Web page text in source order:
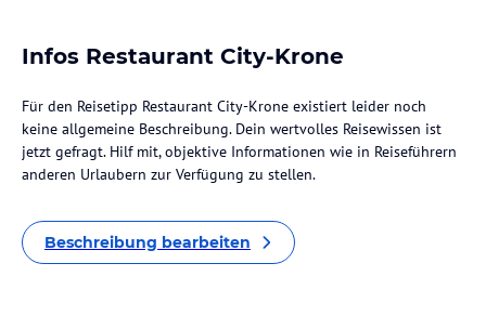
Infos Restaurant City-Krone
Für den Reisetipp Restaurant City-Krone existiert leider noch
keine allgemeine Beschreibung. Dein wertvolles Reisewissen ist
jetzt gefragt. Hilf mit, objektive Informationen wie in Reiseführern
anderen Urlaubern zur Verfügung zu stellen.
Beschreibung bearbeiten